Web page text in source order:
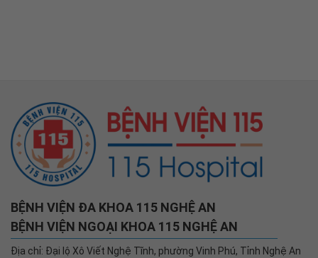
BỆNH VIỆN ĐA KHOA 115 NGHỆ AN
BỆNH VIỆN NGOẠI KHOA 115 NGHỆ AN
Địa chỉ: Đại lộ Xô Viết Nghệ Tĩnh, phường Vinh Phú, Tỉnh Nghệ An